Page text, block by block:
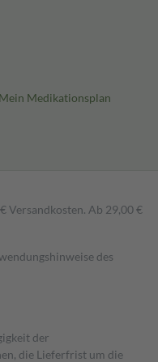
Medikationsplan
Versandkosten. Ab 29,00 €
des
der
die Lieferfrist um die